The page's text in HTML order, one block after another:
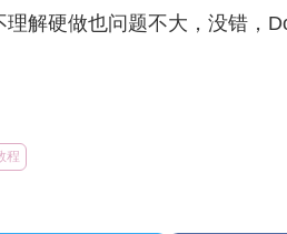
理解硬做也问题不大，没错，
程